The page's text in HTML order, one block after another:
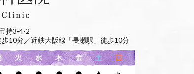
持3-4-2
10分／近鉄大阪線「長瀬駅」徒歩10分